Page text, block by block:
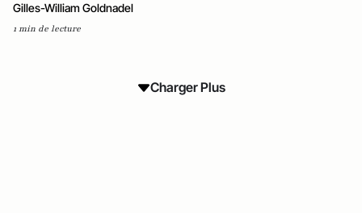
Gilles-William Goldnadel
1 min de lecture
Charger Plus